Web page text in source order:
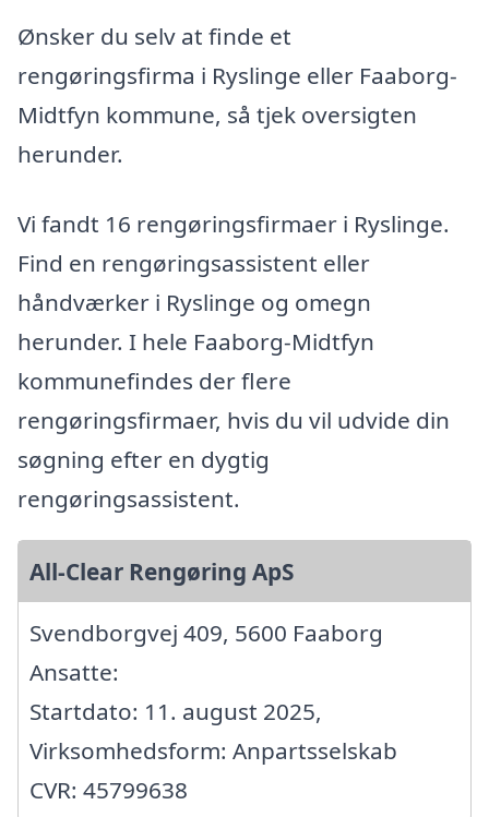
Ønsker du selv at finde et
rengøringsfirma i Ryslinge eller Faaborg-
Midtfyn kommune, så tjek oversigten
herunder.
Vi fandt 16 rengøringsfirmaer i Ryslinge.
Find en rengøringsassistent eller
håndværker i Ryslinge og omegn
herunder. I hele Faaborg-Midtfyn
kommunefindes der flere
rengøringsfirmaer, hvis du vil udvide din
søgning efter en dygtig
rengøringsassistent.
All-Clear Rengøring ApS
Svendborgvej 409, 5600 Faaborg
Ansatte:
Startdato: 11. august 2025,
Virksomhedsform: Anpartsselskab
CVR: 45799638